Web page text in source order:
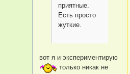
приятные.
Есть просто
жуткие.
вот я и экспериментирую
только никак не